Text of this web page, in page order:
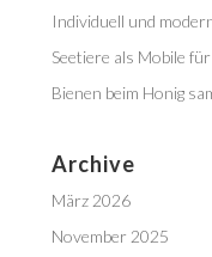
Individuell und
Seetiere als Mobile
Bienen beim Honig
Archive
März 2026
November 2025